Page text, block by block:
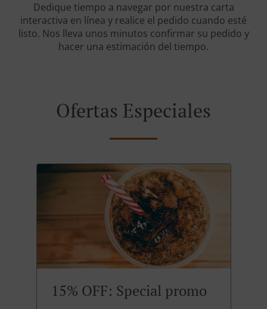
Dedique tiempo a navegar por nuestra carta
interactiva en línea y realice el pedido cuando esté
listo. Nos lleva unos minutos confirmar su pedido y
hacer una estimación del tiempo.
Ofertas Especiales
15% OFF: Special promo